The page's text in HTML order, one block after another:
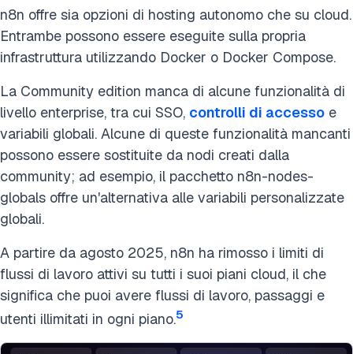
n8n offre sia opzioni di hosting autonomo che su cloud.
Entrambe possono essere eseguite sulla propria
infrastruttura utilizzando Docker o Docker Compose.
La Community edition manca di alcune funzionalità di
livello enterprise, tra cui SSO, controlli di accesso e
variabili globali. Alcune di queste funzionalità mancanti
possono essere sostituite da nodi creati dalla
community; ad esempio, il pacchetto n8n-nodes-
globals offre un'alternativa alle variabili personalizzate
globali.
A partire da agosto 2025, n8n ha rimosso i limiti di
flussi di lavoro attivi su tutti i suoi piani cloud, il che
significa che puoi avere flussi di lavoro, passaggi e
utenti illimitati in ogni piano.5